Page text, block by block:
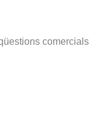
comercials